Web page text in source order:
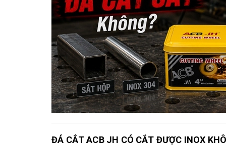
ĐÁ CẮT ACB JH CÓ CẮT ĐƯỢC INOX